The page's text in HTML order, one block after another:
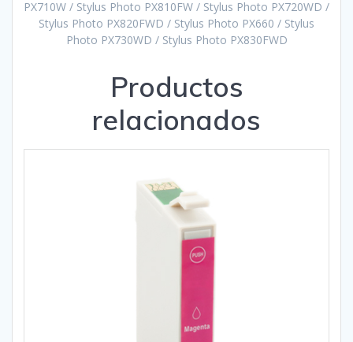
PX710W / Stylus Photo PX810FW / Stylus Photo PX720WD /
Stylus Photo PX820FWD / Stylus Photo PX660 / Stylus
Photo PX730WD / Stylus Photo PX830FWD
Productos
relacionados